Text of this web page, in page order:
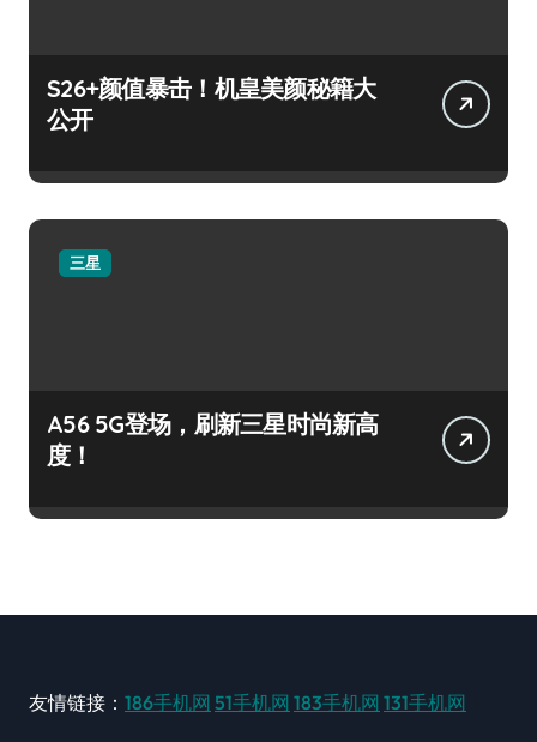
S26+颜值暴击！机皇美颜秘籍大
公开
三星
A56 5G登场，刷新三星时尚新高
度！
友情链接： 186手机网 51手机网 183手机网 131手机网